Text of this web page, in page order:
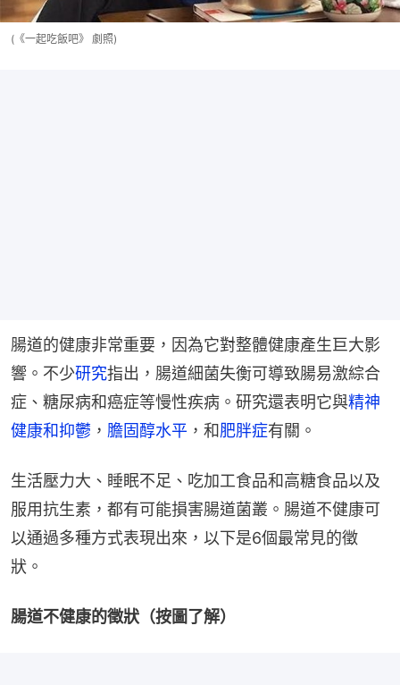
(《一起吃飯吧》 劇照)
腸道的健康非常重要，因為它對整體健康產生巨大影
響。不少研究指出，腸道細菌失衡可導致腸易激綜合
症、糖尿病和癌症等慢性疾病。研究還表明它與精神
健康和抑鬱 ， 膽固醇水平 ，和肥胖症有關。
生活壓力大、睡眠不足、吃加工食品和高糖食品以及
服用抗生素，都有可能損害腸道菌叢。腸道不健康可
以通過多種方式表現出來，以下是6個最常見的徵
狀。
腸道不健康的徵狀（按圖了解）